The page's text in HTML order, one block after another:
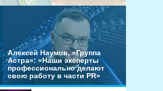
Алексей Наумов, «Группа
Астра»: «Наши эксперты
профессионально делают
свою работу в части PR»